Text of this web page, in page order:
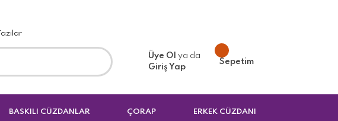
Üye Ol ya da
Giriş Yap
Sepetim
BASKILI CÜZDANLAR ÇORAP ERKEK CÜZDANI